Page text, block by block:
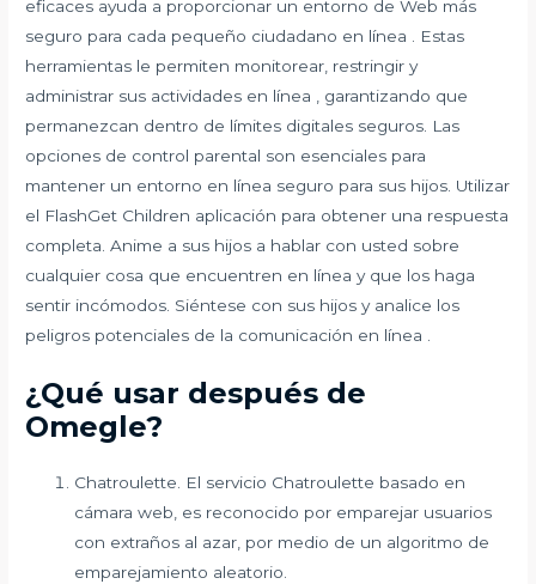
eficaces ayuda a proporcionar un entorno de Web más
seguro para cada pequeño ciudadano en línea . Estas
herramientas le permiten monitorear, restringir y
administrar sus actividades en línea , garantizando que
permanezcan dentro de límites digitales seguros. Las
opciones de control parental son esenciales para
mantener un entorno en línea seguro para sus hijos. Utilizar
el FlashGet Children aplicación para obtener una respuesta
completa. Anime a sus hijos a hablar con usted sobre
cualquier cosa que encuentren en línea y que los haga
sentir incómodos. Siéntese con sus hijos y analice los
peligros potenciales de la comunicación en línea .
¿Qué usar después de
Omegle?
Chatroulette. El servicio Chatroulette basado en
cámara web, es reconocido por emparejar usuarios
con extraños al azar, por medio de un algoritmo de
emparejamiento aleatorio.